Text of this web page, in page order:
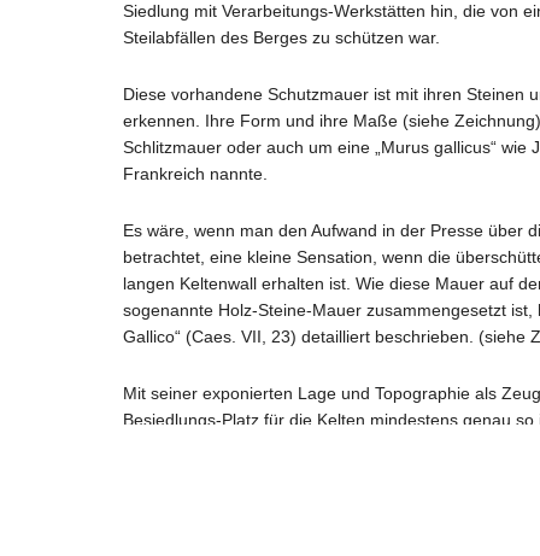
Siedlung mit Verarbeitungs-Werkstätten hin, die von
Steilabfällen des Berges zu schützen war.
Diese vorhandene Schutzmauer ist mit ihren Steinen
erkennen. Ihre Form und ihre Maße (siehe
Schlitzmauer oder auch um eine „Murus gallicus“
Frankreich nannte.
Es wäre, wenn man den Aufwand in der Presse über
betrachtet, eine kleine Sensation, wenn die
langen Keltenwall erhalten ist. Wie diese Mauer auf
sogenannte Holz-Steine-Mauer zusammengesetzt
Gallico“ (Caes. VII, 23) detailliert beschrieben. (siehe
Mit seiner exponierten Lage und Topographie als
Besiedlungs-Platz für die Kelten mindestens genau